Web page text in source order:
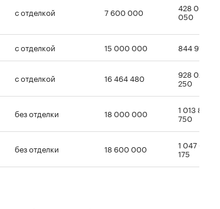
с отделкой 7 600 000 428 088
050
с отделкой 15 000 000 844 910 625
с отделкой 16 464 480 928 028
250
без отделки 18 000 000 1 013 892
750
без отделки 18 600 000 1 047 689
175